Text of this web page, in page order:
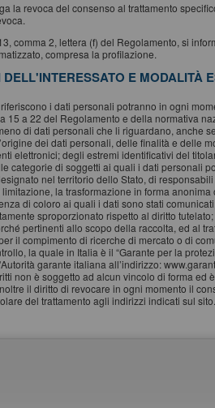
la revoca del consenso al trattamento
comma 2, lettera (f) del Regolamento, si
compresa la profilazione.
DELL'INTERESSATO E MODALITÀ
i dati personali potranno in ogni
15 a 22 del Regolamento e della normativa
di dati personali che li riguardano, anche
dei dati personali, delle finalità e delle
elettronici; degli estremi identificativi del
categorie di soggetti ai quali i dati personali
nel territorio dello Stato, di
la trasformazione in forma
di coloro ai quali i dati sono stati
sproporzionato rispetto al diritto
pertinenti allo scopo della raccolta, ed al
il compimento di ricerche di mercato o di
la quale in Italia è il “Garante per la
garante italiana all’indirizzo:
non è soggetto ad alcun vincolo di forma ed
il diritto di revocare in ogni momento il
del trattamento agli indirizzi indicati sul sito.